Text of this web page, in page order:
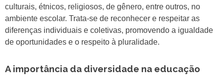
culturais, étnicos, religiosos, de gênero, entre outros, no
ambiente escolar. Trata-se de reconhecer e respeitar as
diferenças individuais e coletivas, promovendo a igualdade
de oportunidades e o respeito à pluralidade.
A importância da diversidade na educação